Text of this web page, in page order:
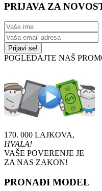
PRIJAVA ZA
Prijavi se!
POGLEDAJTE NAŠ
170. 000 LAJKOVA,
HVALA!
VAŠE POVERENJE JE
ZA NAS ZAKON!
PRONAĐI MODEL